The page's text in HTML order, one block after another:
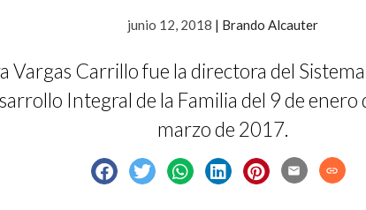
junio 12, 2018 | Brando Alcauter
Vargas Carrillo fue la directora del
Integral de la Familia del 9 de enero
marzo de 2017.
email link